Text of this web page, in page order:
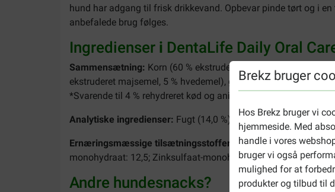
Brekz bruger
Hos Brekz bruger vi
hjemmeside. Med
handle i vores
bruger vi også
mulighed for at
produkter og tilbud til
hund har adgang til frisk drikkevand. Opbevar pinde tørt og i
anbefalede brug følges.
Ingredienser i DentaLife Daily Oral
Sammensætning: Korn (60 % ekstruderet majsemel, 5 %
ekstruderet majsemel, 5 % hvedemel), glycerol, mineraler,
*Svarende til 4 % rehydreret kød og animalske biprodukter (4 %
Analytiske ingredienser: Fugt (14,0 %), Protein (7,0 %),
Ernæringsmæssige tilsætningsstoffer - IE/kg: Vitamine A:
monohydraat: 12,5; Zinksulfaat-monohydraat: 280;
Andre hundesnacks?